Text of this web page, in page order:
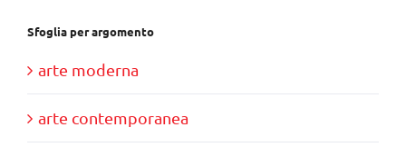
Sfoglia per argomento
arte moderna
arte contemporanea